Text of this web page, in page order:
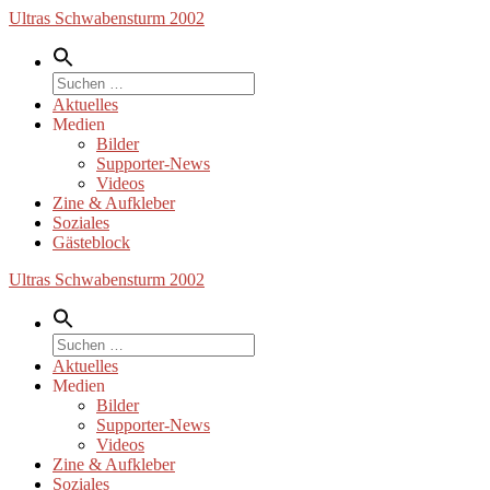
Zum
springen
Ultras Schwabensturm 2002
Suche
nach:
Aktuelles
Medien
Bilder
Supporter-News
Videos
Zine & Aufkleber
Soziales
Gästeblock
Ultras Schwabensturm 2002
Suche
nach:
Aktuelles
Medien
Bilder
Supporter-News
Videos
Zine & Aufkleber
Soziales